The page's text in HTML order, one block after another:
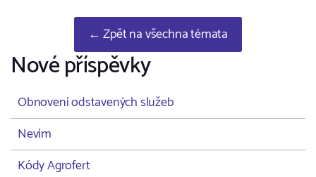
← Zpět na všechna témata
Nové příspěvky
Obnovení odstavených služeb
Nevím
Kódy Agrofert